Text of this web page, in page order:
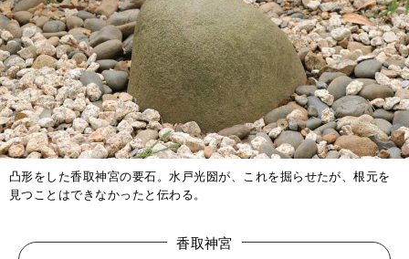
凸形をした香取神宮の要石。水戸光圀が、これを掘らせたが、根元を
見つことはできなかったと伝わる。
香取神宮